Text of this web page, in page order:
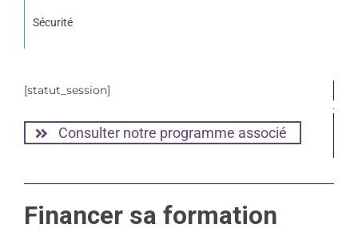
Sécurité
[statut_session]
Consulter notre programme associé
Financer sa formation